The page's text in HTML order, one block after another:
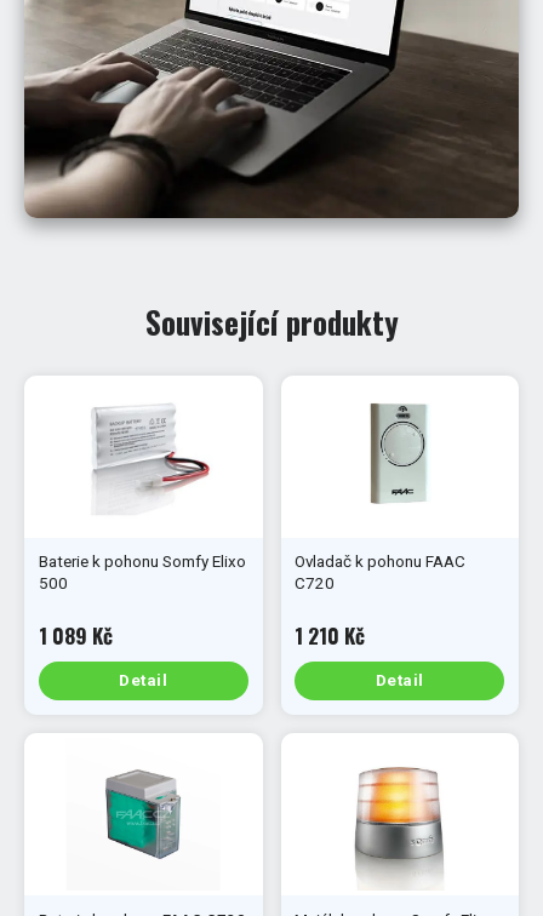
Související produkty
Baterie k pohonu Somfy Elixo
500
1 089 Kč
Detail
Ovladač k pohonu FAAC
C720
1 210 Kč
Detail